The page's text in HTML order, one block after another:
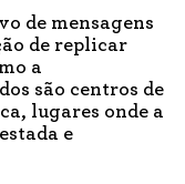
de mensagens
de replicar
a
são centros de
lugares onde a
e